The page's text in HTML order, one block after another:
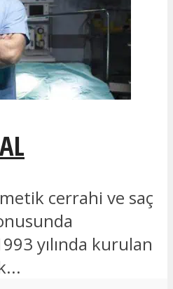
cerrahi ve saç
yılında kurulan